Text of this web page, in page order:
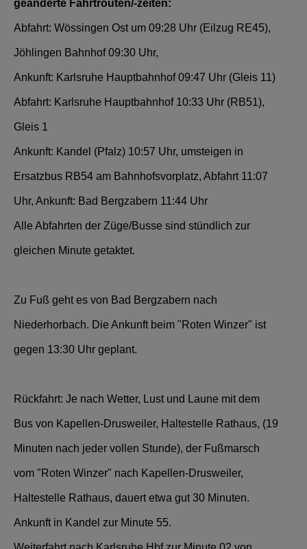
geänderte Fahrtrouten/-zeiten:
Abfahrt: Wössingen Ost um 09:28 Uhr (Eilzug RE45),
Jöhlingen Bahnhof 09:30 Uhr,
Ankunft: Karlsruhe Hauptbahnhof 09:47 Uhr (Gleis 11)
Abfahrt: Karlsruhe Hauptbahnhof 10:33 Uhr (RB51),
Gleis 1
Ankunft: Kandel (Pfalz) 10:57 Uhr, umsteigen in
Ersatzbus RB54 am Bahnhofsvorplatz, Abfahrt 11:07
Uhr, Ankunft: Bad Bergzabern 11:44 Uhr
Alle Abfahrten der Züge/Busse sind stündlich zur
gleichen Minute getaktet.
Zu Fuß geht es von Bad Bergzabern nach
Niederhorbach. Die Ankunft beim "Roten Winzer" ist
gegen 13:30 Uhr geplant.
Rückfahrt: Je nach Wetter, Lust und Laune mit dem
Bus von Kapellen-Drusweiler, Haltestelle Rathaus, (19
Minuten nach jeder vollen Stunde), der Fußmarsch
vom "Roten Winzer" nach Kapellen-Drusweiler,
Haltestelle Rathaus, dauert etwa gut 30 Minuten.
Ankunft in Kandel zur Minute 55.